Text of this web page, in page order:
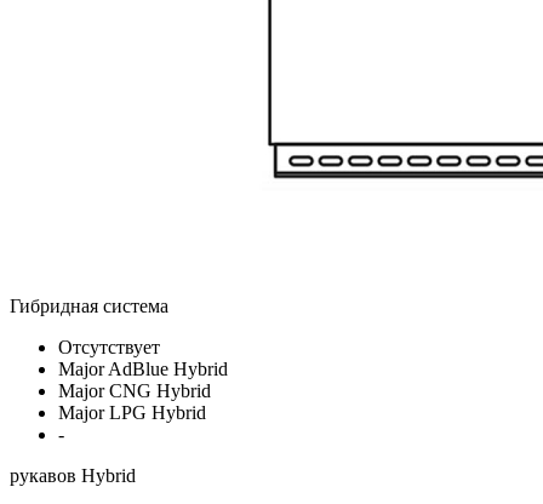
Гибридная система
Отсутствует
Major AdBlue Hybrid
Major CNG Hybrid
Major LPG Hybrid
-
рукавов Hybrid